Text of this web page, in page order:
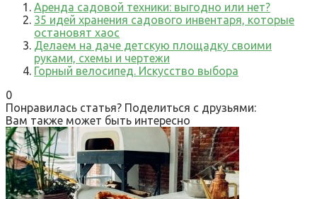
Аренда садовой техники: выгодно или нет?
35 идей хранения садового инвентаря, которые
остановят хаос
Делаем на даче детскую площадку своими
руками, схемы и чертежи
Горный велосипед. Искусство выбора
0
Понравилась статья? Поделиться с друзьями:
Вам также может быть интересно